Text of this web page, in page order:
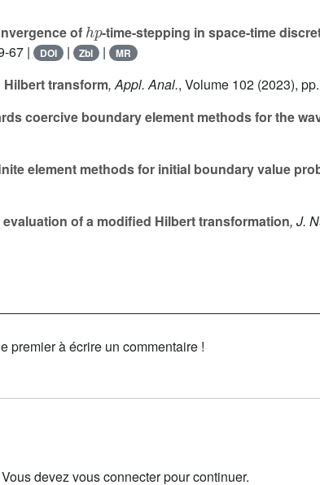
of -time-stepping in space-time
67 | DOI | Zbl | MR
transform, Appl. Anal., Volume 102 (2023),
coercive boundary element methods for the
element methods for initial boundary value
of a modified Hilbert transformation, J.
premier à écrire un commentaire !
Vous devez vous connecter pour continuer.